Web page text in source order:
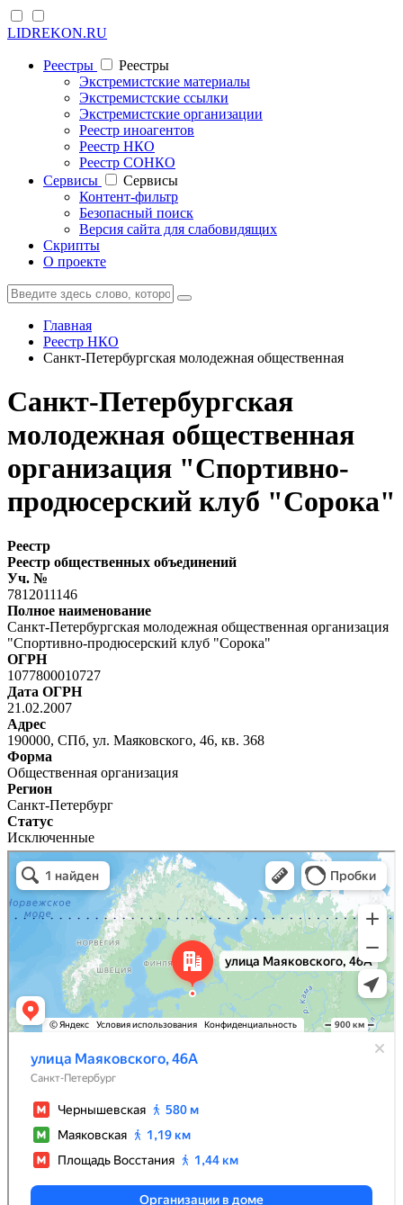
LIDREKON.RU
Реестры
Реестры
Экстремистские материалы
Экстремистские ссылки
Экстремистские организации
Реестр иноагентов
Реестр НКО
Реестр СОНКО
Cервисы
Cервисы
Контент-фильтр
Безопасный поиск
Версия сайта для слабовидящих
Скрипты
О проекте
Главная
Реестр НКО
Санкт-Петербургская молодежная общественная
Санкт-Петербургская
молодежная общественная
организация "Спортивно-
продюсерский клуб "Сорока"
Реестр
Реестр общественных объединений
Уч. №
7812011146
Полное наименование
Санкт-Петербургская молодежная общественная организация
"Спортивно-продюсерский клуб "Сорока"
ОГРН
1077800010727
Дата ОГРН
21.02.2007
Адрес
190000, СПб, ул. Маяковского, 46, кв. 368
Форма
Общественная организация
Регион
Санкт-Петербург
Статус
Исключенные